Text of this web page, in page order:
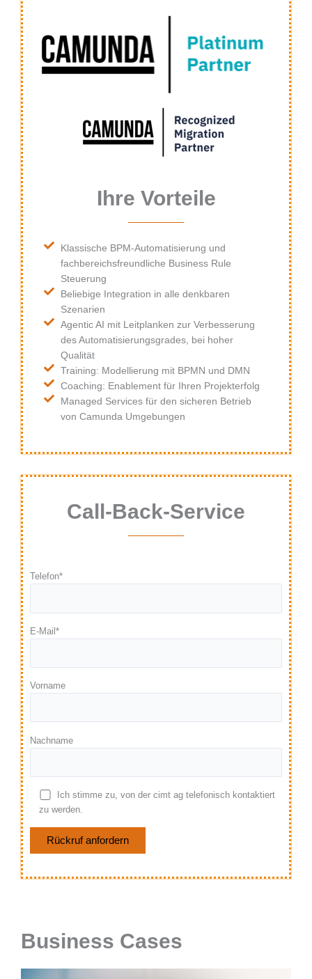
Ihre Vorteile
Klassische BPM-Automatisierung und
fachbereichsfreundliche Business Rule
Steuerung
Beliebige Integration in alle denkbaren
Szenarien
Agentic AI mit Leitplanken zur Verbesserung
des Automatisierungsgrades, bei hoher
Qualität
Training: Modellierung mit BPMN und DMN
Coaching: Enablement für Ihren Projekterfolg
Managed Services für den sicheren Betrieb
von Camunda Umgebungen
Call-Back-Service
Telefon*
E-Mail*
Vorname
Nachname
Ich stimme zu, von der cimt ag telefonisch kontaktiert
zu werden.
Business Cases